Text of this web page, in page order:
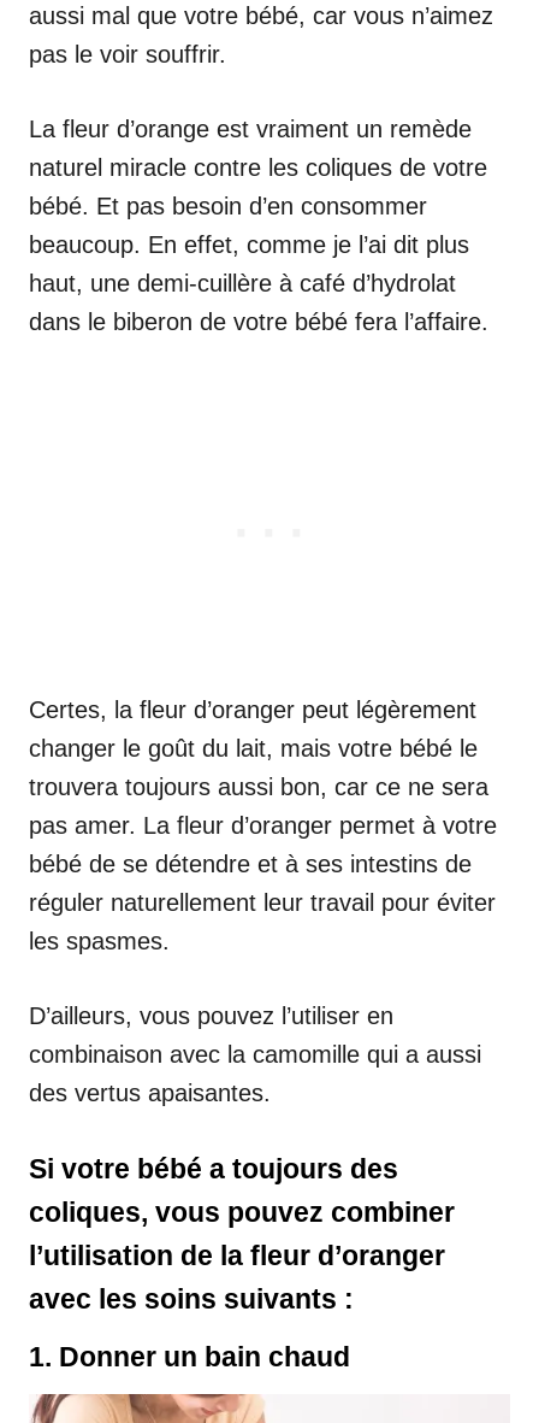
aussi mal que votre bébé, car vous n’aimez
pas le voir souffrir.
La fleur d’orange est vraiment un remède
naturel miracle contre les coliques de votre
bébé. Et pas besoin d’en consommer
beaucoup. En effet, comme je l’ai dit plus
haut, une demi-cuillère à café d’hydrolat
dans le biberon de votre bébé fera l’affaire.
Certes, la fleur d’oranger peut légèrement
changer le goût du lait, mais votre bébé le
trouvera toujours aussi bon, car ce ne sera
pas amer. La fleur d’oranger permet à votre
bébé de se détendre et à ses intestins de
réguler naturellement leur travail pour éviter
les spasmes.
D’ailleurs, vous pouvez l’utiliser en
combinaison avec la camomille qui a aussi
des vertus apaisantes.
Si votre bébé a toujours des
coliques, vous pouvez combiner
l’utilisation de la fleur d’oranger
avec les soins suivants :
1. Donner un bain chaud